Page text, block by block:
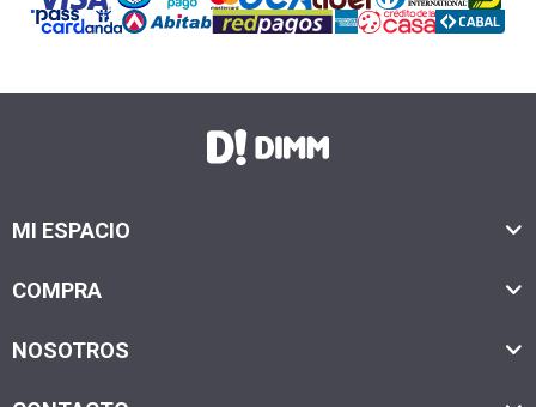
MI ESPACIO
COMPRA
NOSOTROS